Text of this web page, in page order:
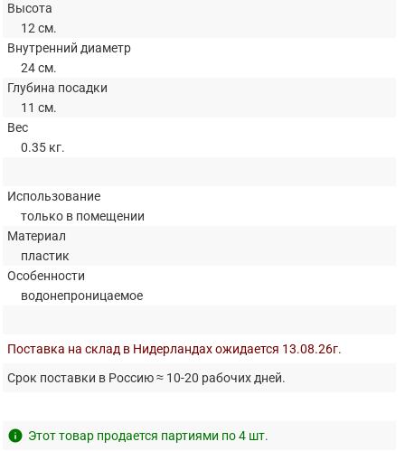
Высота
12 см.
Внутренний диаметр
24 см.
Глубина посадки
11 см.
Вес
0.35 кг.
Использование
только в помещении
Материал
пластик
Особенности
водонепроницаемое
Поставка на склад в Нидерландах ожидается 13.08.26г.
Срок поставки в Россию ≈ 10-20 рабочих дней.
info Этот товар продается партиями по 4 шт.